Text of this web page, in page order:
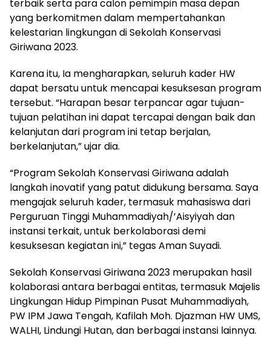
terbaik serta para calon pemimpin masa depan
yang berkomitmen dalam mempertahankan
kelestarian lingkungan di Sekolah Konservasi
Giriwana 2023.
Karena itu, Ia mengharapkan, seluruh kader HW
dapat bersatu untuk mencapai kesuksesan program
tersebut. “Harapan besar terpancar agar tujuan-
tujuan pelatihan ini dapat tercapai dengan baik dan
kelanjutan dari program ini tetap berjalan,
berkelanjutan,” ujar dia.
“Program Sekolah Konservasi Giriwana adalah
langkah inovatif yang patut didukung bersama. Saya
mengajak seluruh kader, termasuk mahasiswa dari
Perguruan Tinggi Muhammadiyah/’Aisyiyah dan
instansi terkait, untuk berkolaborasi demi
kesuksesan kegiatan ini,” tegas Aman Suyadi.
Sekolah Konservasi Giriwana 2023 merupakan hasil
kolaborasi antara berbagai entitas, termasuk Majelis
Lingkungan Hidup Pimpinan Pusat Muhammadiyah,
PW IPM Jawa Tengah, Kafilah Moh. Djazman HW UMS,
WALHI, Lindungi Hutan, dan berbagai instansi lainnya.